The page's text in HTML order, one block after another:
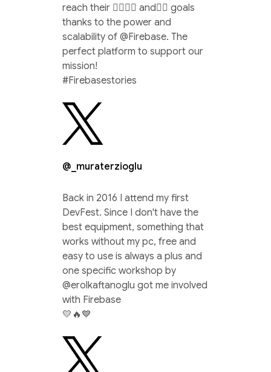
reach their 🏃‍♀️🚴‍♂️ and🏊‍♀️ goals
thanks to the power and
scalability of @Firebase. The
perfect platform to support our
mission!
#Firebasestories
@_muraterzioglu
Back in 2016 I attend my first
DevFest. Since I don't have the
best equipment, something that
works without my pc, free and
easy to use is always a plus and
one specific workshop by
@erolkaftanoglu got me involved
with Firebase
💛🔥💙